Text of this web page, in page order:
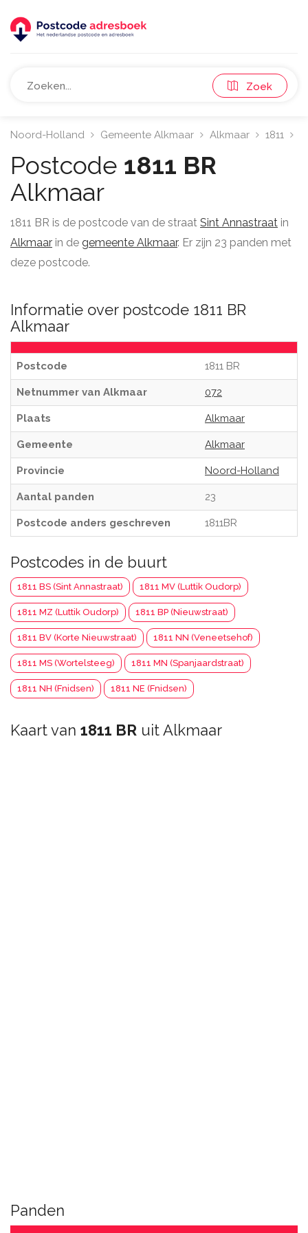
Zoek
Noord-Holland Gemeente Alkmaar Alkmaar 1811
Postcode 1811 BR
Alkmaar
1811 BR is de postcode van de straat Sint Annastraat in
Alkmaar in de gemeente Alkmaar. Er zijn 23 panden met
deze postcode.
Informatie over postcode 1811 BR
Alkmaar
Postcode 1811 BR
Netnummer van Alkmaar 072
Plaats Alkmaar
Gemeente Alkmaar
Provincie Noord-Holland
Aantal panden 23
Postcode anders geschreven 1811BR
Postcodes in de buurt
1811 BS (Sint Annastraat) 1811 MV (Luttik Oudorp)
1811 MZ (Luttik Oudorp) 1811 BP (Nieuwstraat)
1811 BV (Korte Nieuwstraat) 1811 NN (Veneetsehof)
1811 MS (Wortelsteeg) 1811 MN (Spanjaardstraat)
1811 NH (Fnidsen) 1811 NE (Fnidsen)
Kaart van 1811 BR uit Alkmaar
Panden